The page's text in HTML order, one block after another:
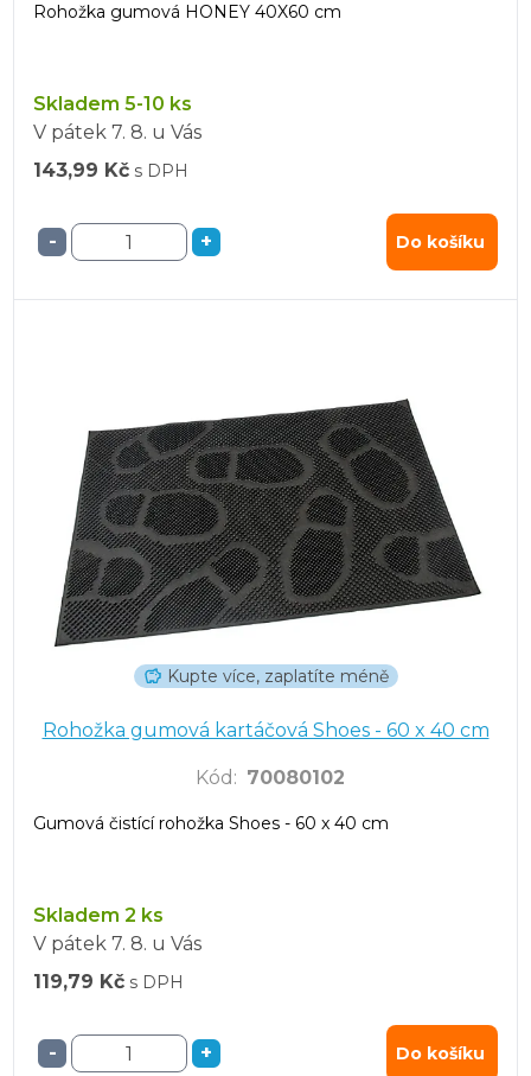
Rohožka gumová HONEY 40X60 cm
Skladem 5-10 ks
V pátek 7. 8. u Vás
143,99 Kč s DPH
- + Do košíku
Kupte více, zaplatíte méně
Rohožka gumová kartáčová Shoes - 60 x 40 cm
Kód : 70080102
Gumová čistící rohožka Shoes - 60 x 40 cm
Skladem 2 ks
V pátek 7. 8. u Vás
119,79 Kč s DPH
- + Do košíku